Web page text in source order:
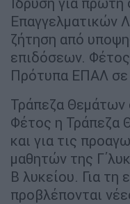
Επαγγελματικών
ζήτηση από
επιδόσεων.
Πρότυπα ΕΠΑΛ σε
Τράπεζα Θεμάτων
Φέτος η Τράπεζα
και για τις
μαθητών της
Β λυκείου. Για τη
προβλέπονται